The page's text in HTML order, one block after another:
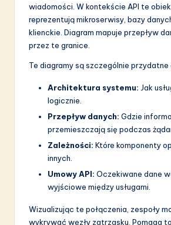
o
ti
wiadomości. W kontekście API te
reprezentują mikroserwisy, bazy
klienckie. Diagram mapuje przepływ
przez te granice.
Te diagramy są szczególnie przydatne
Architektura systemu: Jak
logicznie.
Przepływ danych: Gdzie
przemieszczają się podczas
Zależności: Które komponenty
innych.
Umowy API: Oczekiwane dane
wyjściowe między usługami.
Wizualizując te połączenia, zespoły
wykrywać węzły zatrzasku. Pomaga